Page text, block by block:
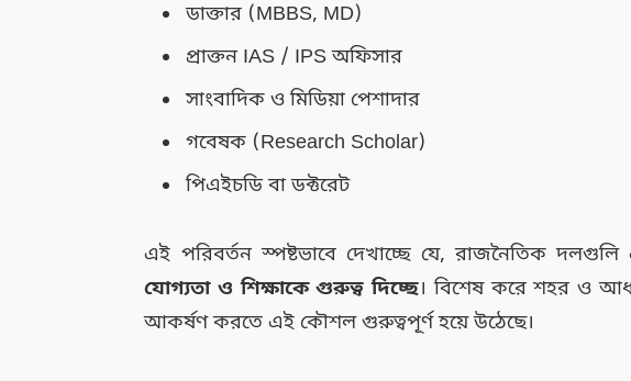
ডাক্তার (MBBS, MD)
প্রাক্তন IAS / IPS অফিসার
সাংবাদিক ও মিডিয়া পেশাদার
গবেষক (Research Scholar)
পিএইচডি বা ডক্টরেট
এই পরিবর্তন স্পষ্টভাবে দেখাচ্ছে যে, রাজনৈতিক
যোগ্যতা ও শিক্ষাকে গুরুত্ব দিচ্ছে। বিশেষ করে শহর ও
আকর্ষণ করতে এই কৌশল গুরুত্বপূর্ণ হয়ে উঠেছে।